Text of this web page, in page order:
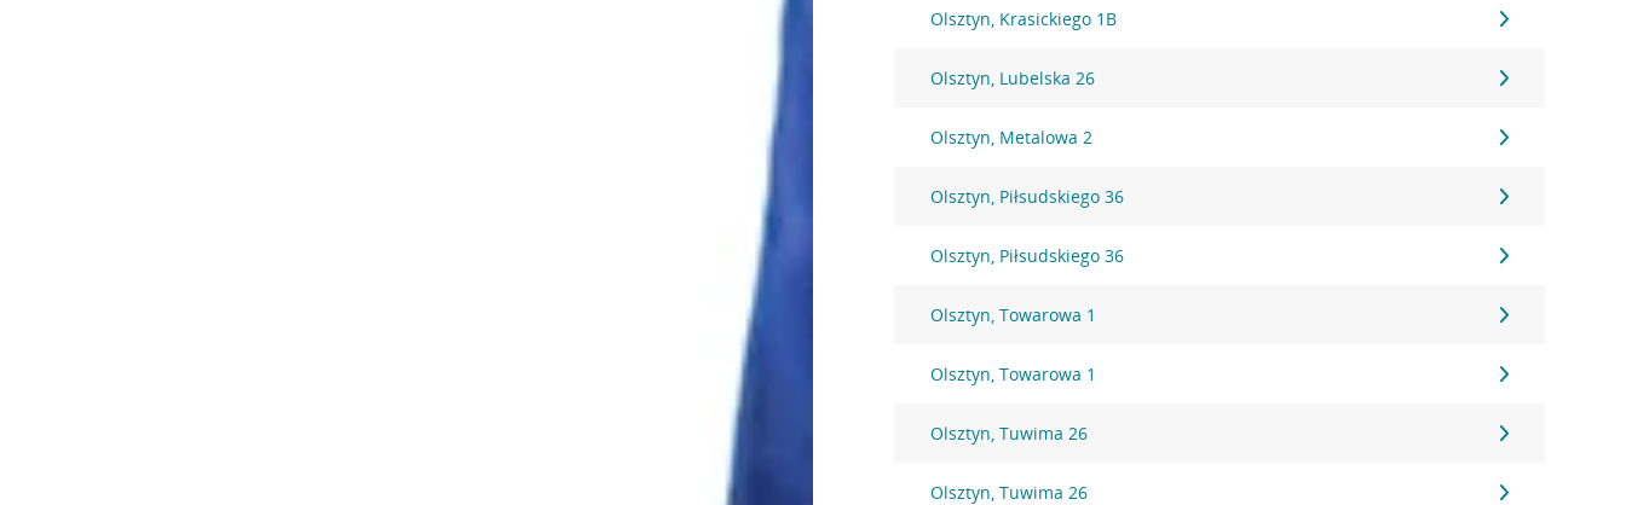
Olsztyn, Krasickiego 1B
Olsztyn, Lubelska 26
Olsztyn, Metalowa 2
Olsztyn, Piłsudskiego 36
Olsztyn, Piłsudskiego 36
Olsztyn, Towarowa 1
Olsztyn, Towarowa 1
Olsztyn, Tuwima 26
Olsztyn, Tuwima 26